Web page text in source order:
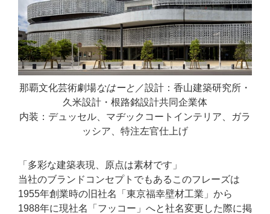
那覇文化芸術劇場なはーと ／設計：香山建築研究所・
久米設計・根路銘設計共同企業体
内装：デュッセル、マヂックコートインテリア、ガラ
ッシア、特注左官仕上げ
「多彩な建築表現、原点は素材です」
当社のブランドコンセプトでもあるこのフレーズは
1955年創業時の旧社名「東京福幸壁材工業」から
1988年に現社名「フッコー」へと社名変更した際に掲